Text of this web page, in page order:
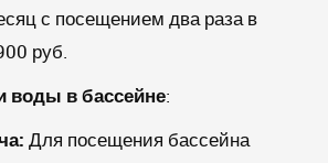
с посещением два раза в
руб.
воды в бассейне:
Для посещения бассейна